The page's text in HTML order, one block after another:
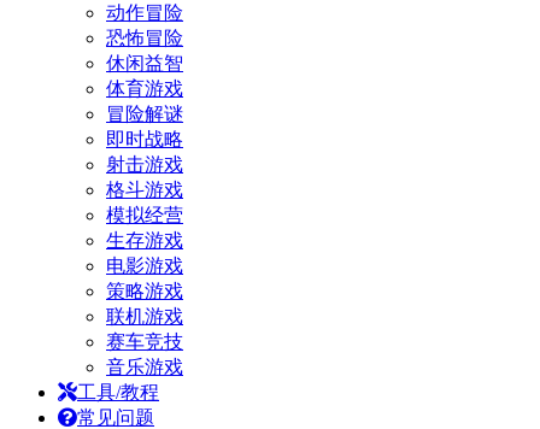
动作冒险
恐怖冒险
休闲益智
体育游戏
冒险解谜
即时战略
射击游戏
格斗游戏
模拟经营
生存游戏
电影游戏
策略游戏
联机游戏
赛车竞技
音乐游戏
工具/教程
常见问题